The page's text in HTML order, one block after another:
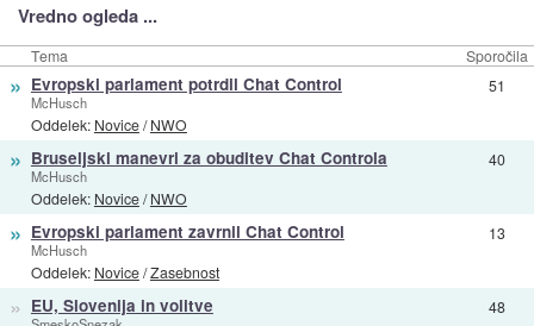
Vredno ogleda ...
Tema Sporočila
» Evropski parlament potrdil Chat Control
McHusch
Oddelek: Novice/NWO
51
» Bruseljski manevri za obuditev Chat Controla
McHusch
Oddelek: Novice/NWO
40
» Evropski parlament zavrnil Chat Control
McHusch
Oddelek: Novice/Zasebnost
13
» EU, Slovenija in volitve 48